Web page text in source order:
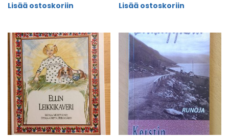
Lisää ostoskoriin Lisää ostoskoriin